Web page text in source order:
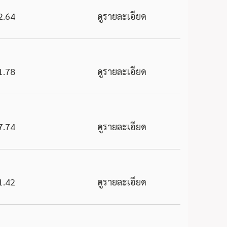
ดูรายละเอียด
ดูรายละเอียด
ดูรายละเอียด
ดูรายละเอียด